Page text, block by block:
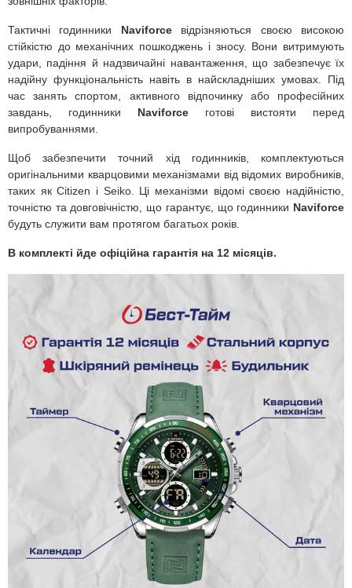
Тактичні годинники Naviforceвідрізняються своєю високою
стійкістю до механічних пошкоджень і зносу. Вони витримують
удари, падіння й надзвичайні навантаження, що забезпечує їх
надійну функціональність навіть в найскладніших умовах. Під
час занять спортом, активного відпочинку або професійних
завдань, годинники Naviforce готові вистояти перед
випробуваннями.
Щоб забезпечити точний хід годинників, комплектуються
оригінальними кварцовими механізмами від відомих виробників,
таких як Citizen і Seiko. Ці механізми відомі своєю надійністю,
точністю та довговічністю, що гарантує, що годинники Naviforce
будуть служити вам протягом багатьох років.
В комплекті йде офіційна гарантія на 12 місяців.